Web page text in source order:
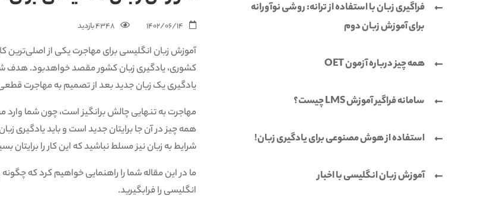
1402/06/14 4348 بازدید‌
آموزش زبان انگلیسی برای مهاجرت یکی از اصلی‌ترین
کشوری، یادگیری زبان کشور مقصد خواهدبود. هدف
یادگیری یک زبان جدید بعد از تصمیم به مهاجرت
مهاجرت به تنهایی چالش برانگیز است، چون شما
همه چیز در آن جا برایتان جدید است و باید یادگیری
شرایط به زبان نیز مسلط نباشید که این کار را
ما در این مقاله شما را راهنمایی خواهیم کرد که
انگلیسی را فرابگیرید.
فراگیری زبان با استفاده از ترانه: روشی نوآورانه
برای آموزش زبان دوم
همه چیز درباره آزمون OET
سامانه فراگیر آموزش LMS چیست؟
استفاده از هوش مصنوعی برای یادگیری زبان!
آموزش زبان انگلیسی با اخبار